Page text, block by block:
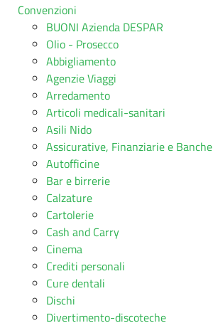
Convenzioni
BUONI Azienda DESPAR
Olio - Prosecco
Abbigliamento
Agenzie Viaggi
Arredamento
Articoli medicali-sanitari
Asili Nido
Assicurative, Finanziarie e Banche
Autofficine
Bar e birrerie
Calzature
Cartolerie
Cash and Carry
Cinema
Crediti personali
Cure dentali
Dischi
Divertimento-discoteche